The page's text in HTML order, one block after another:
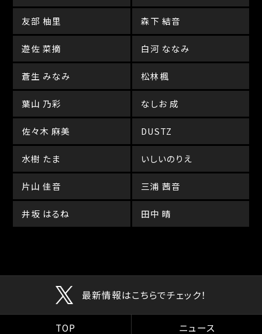
友部 柚里 森下 結音
遊佐 菜摘 白河 ななみ
蒼生 みなみ 松林楓
葉山 乃彩 なしお 成
佐々木 麻美 DUSTZ
水樹 たま いしいのりえ
片山 佳音 三浦 茜音
井坂 はるね 田中 晴
最新情報はこちらでチェック！
TOP ニュース